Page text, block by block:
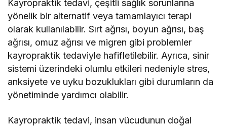
Kayropraktik tedavi, çeşitli sağlık sorunlarına
yönelik bir alternatif veya tamamlayıcı terapi
olarak kullanılabilir. Sırt ağrısı, boyun ağrısı, baş
ağrısı, omuz ağrısı ve migren gibi problemler
kayropraktik tedaviyle hafifletilebilir. Ayrıca, sinir
sistemi üzerindeki olumlu etkileri nedeniyle stres,
anksiyete ve uyku bozuklukları gibi durumların da
yönetiminde yardımcı olabilir.
Kayropraktik tedavi, insan vücudunun doğal